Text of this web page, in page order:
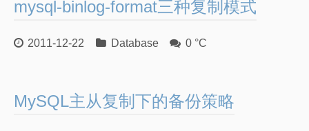
mysql-binlog-format三种复制模式
2011-12-22 Database 0 °C
MySQL主从复制下的备份策略